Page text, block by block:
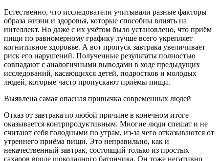
Естественно, что исследователи учитывали разные факторы
образа жизни и здоровья, которые способны влиять на
интеллект. Но даже с их учётом было установлено, что приём
пищи по равномерному графику лучше всего укрепляет
когнитивное здоровье. А вот пропуск завтрака увеличивает
риск его нарушений. Полученные результаты полностью
совпадают с аналогичными выводами в ходе предыдущих
исследований, касающихся детей, подростков и молодых
людей, которые часто пропускают приёмы пищи.
Выявлена самая опасная привычка современных людей
Отказ от завтрака по любой причине в конечном итоге
оказывается контрпродуктивным. Многие люди спешат и не
считают себя голодными по утрам, из-за чего отказываются от
утреннего приёма пищи. Это неправильно, как и
некачественный завтрак, состоящий только из простых
сахаров вроде шоколадного батончика. Он тоже негативно